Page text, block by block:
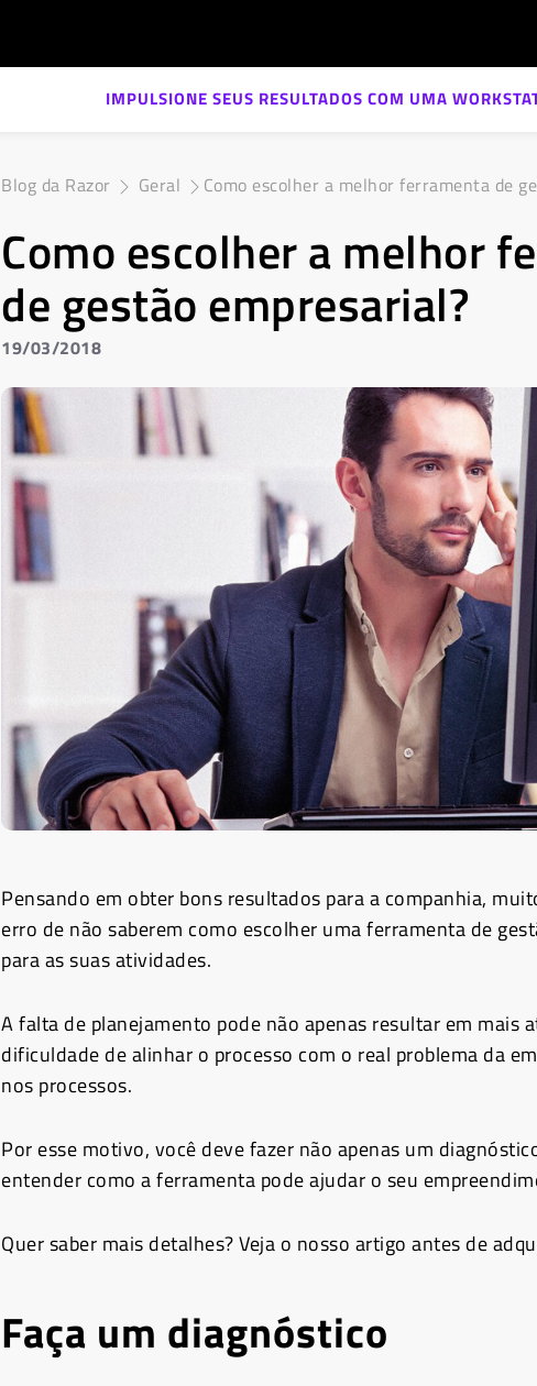
IMPULSIONE SEUS RESULTADOS COM UMA
Blog da Razor Geral Como escolher a melhor ferramenta de
Como escolher a melhor
de gestão empresarial?
19/03/2018
Pensando em obter bons resultados para a companhia,
erro de não saberem como escolher uma ferramenta de
para as suas atividades.
A falta de planejamento pode não apenas resultar em mais
dificuldade de alinhar o processo com o real problema da
nos processos.
Por esse motivo, você deve fazer não apenas um
entender como a ferramenta pode ajudar o seu
Quer saber mais detalhes? Veja o nosso artigo antes de
Faça um diagnóstico